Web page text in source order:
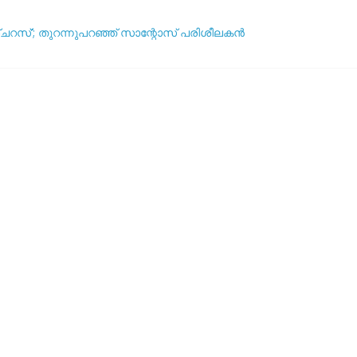
തുറന്നുപറഞ്ഞ് സാന്റോസ് പരിശീലകൻ